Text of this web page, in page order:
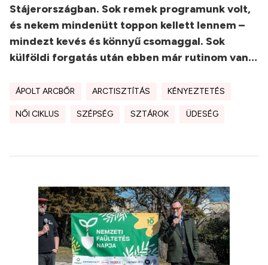
Stájerországban. Sok remek programunk volt,
és nekem mindenütt toppon kellett lennem –
mindezt kevés és könnyű csomaggal. Sok
külföldi forgatás után ebben már rutinom van…
ÁPOLT ARCBŐR ARCTISZTÍTÁS KÉNYEZTETÉS
NŐI CIKLUS SZÉPSÉG SZTÁROK ÜDESÉG